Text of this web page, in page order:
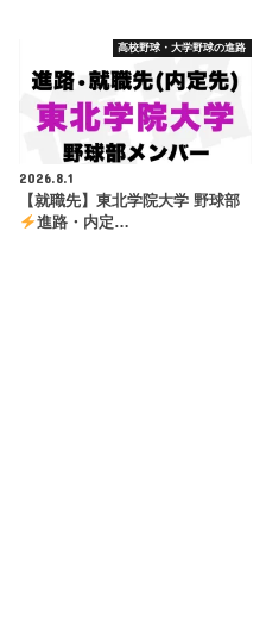
高校野球・大学野球の進路
2026.8.1
【就職先】東北学院大学 野球部
進路・内定…